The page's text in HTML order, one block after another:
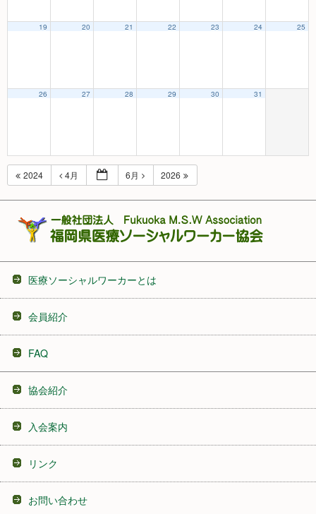
19 20 21 22 23 24 25
26 27 28 29 30 31
2024 4月 6月 2026
医療ソーシャルワーカーとは
会員紹介
FAQ
協会紹介
入会案内
リンク
お問い合わせ